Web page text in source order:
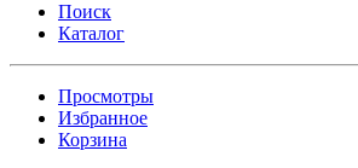
Поиск
Каталог
Просмотры
Избранное
Корзина